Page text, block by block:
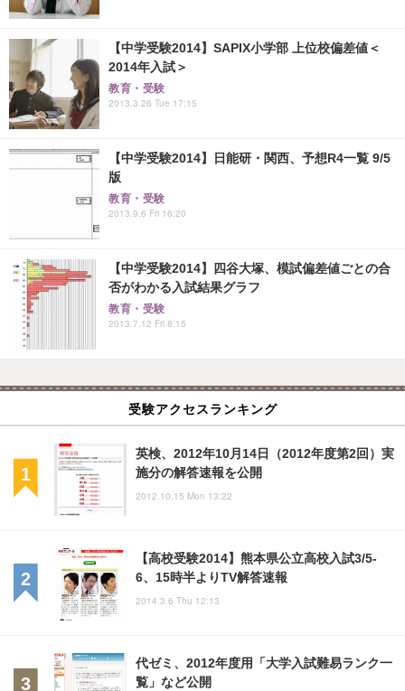
【中学受験2014】SAPIX小学部 上位校偏差値＜
2014年入試＞
教育・受験
2013.3.26 Tue 17:15
【中学受験2014】日能研・関西、予想R4一覧 9/5
版
教育・受験
2013.9.6 Fri 16:20
【中学受験2014】四谷大塚、模試偏差値ごとの合
否がわかる入試結果グラフ
教育・受験
2013.7.12 Fri 8:15
受験アクセスランキング
英検、2012年10月14日（2012年度第2回）実
施分の解答速報を公開
2012.10.15 Mon 13:22
【高校受験2014】熊本県公立高校入試3/5-
6、15時半よりTV解答速報
2014.3.6 Thu 12:13
代ゼミ、2012年度用「大学入試難易ランク一
覧」など公開